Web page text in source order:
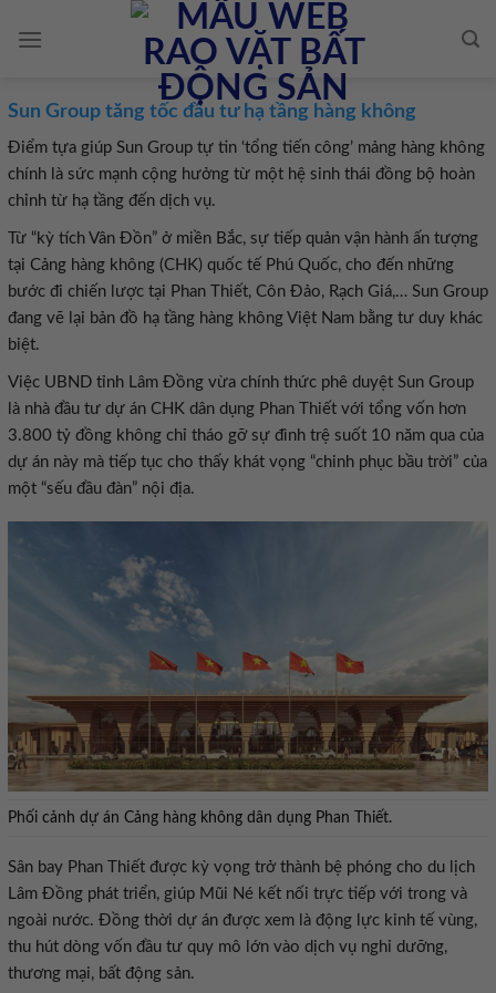
Sun Group tăng tốc đầu tư hạ tầng hàng không
Điểm tựa giúp Sun Group tự tin ‘tổng tiến công’ mảng hàng không
chính là sức mạnh cộng hưởng từ một hệ sinh thái đồng bộ hoàn
chỉnh từ hạ tầng đến dịch vụ.
Từ “kỳ tích Vân Đồn” ở miền Bắc, sự tiếp quản vận hành ấn tượng
tại Cảng hàng không (CHK) quốc tế Phú Quốc, cho đến những
bước đi chiến lược tại Phan Thiết, Côn Đảo, Rạch Giá,… Sun Group
đang vẽ lại bản đồ hạ tầng hàng không Việt Nam bằng tư duy khác
biệt.
Việc UBND tỉnh Lâm Đồng vừa chính thức phê duyệt Sun Group
là nhà đầu tư dự án CHK dân dụng Phan Thiết với tổng vốn hơn
3.800 tỷ đồng không chỉ tháo gỡ sự đình trệ suốt 10 năm qua của
dự án này mà tiếp tục cho thấy khát vọng “chinh phục bầu trời” của
một “sếu đầu đàn” nội địa.
Phối cảnh dự án Cảng hàng không dân dụng Phan Thiết.
Sân bay Phan Thiết được kỳ vọng trở thành bệ phóng cho du lịch
Lâm Đồng phát triển, giúp Mũi Né kết nối trực tiếp với trong và
ngoài nước. Đồng thời dự án được xem là động lực kinh tế vùng,
thu hút dòng vốn đầu tư quy mô lớn vào dịch vụ nghỉ dưỡng,
thương mại, bất động sản.